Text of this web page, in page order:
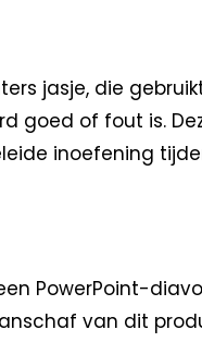
jasje, die
of fout is.
inoefening
PowerPoint-
van dit